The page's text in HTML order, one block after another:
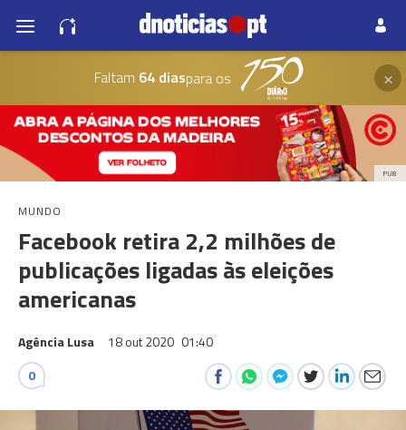
Faltam 64 diaspara os ×
PUB
MUNDO
Facebook retira 2,2 milhões de
publicações ligadas às eleições
americanas
Agência Lusa 18 out 2020 01:40
0